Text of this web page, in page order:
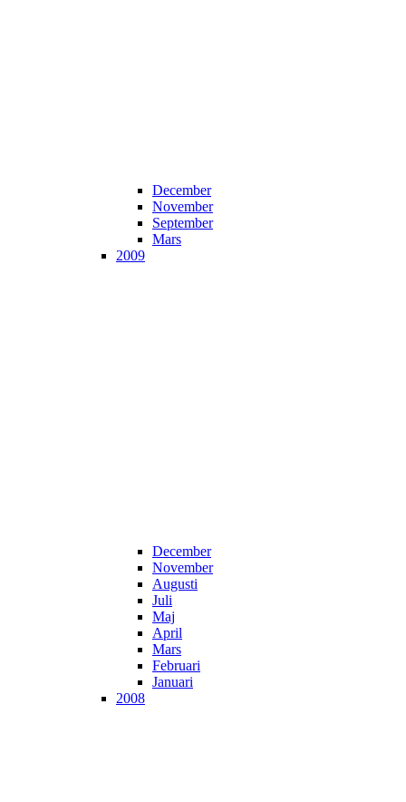
December
November
September
Mars
2009
December
November
Augusti
Juli
Maj
April
Mars
Februari
Januari
2008